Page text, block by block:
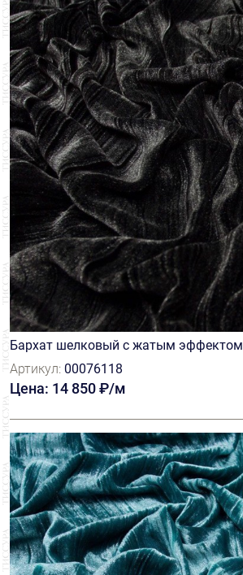
Бархат шелковый с жатым эффектом
Артикул: 00076118
Цена: 14 850 ₽/м